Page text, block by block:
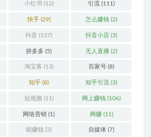
小红书 (12) 引流 (111)
快手(29) 怎么赚钱 (2)
抖音 (157) 抖音小店 (3)
拼多多 (5) 无人直播 (2)
淘宝客 (13) 百家号 (8)
知乎 (8) 知乎引流 (3)
短视频 (11) 网上赚钱 (106)
网络营销 (1) 网赚(11)
能赚钱 (3) 自媒体 (7)